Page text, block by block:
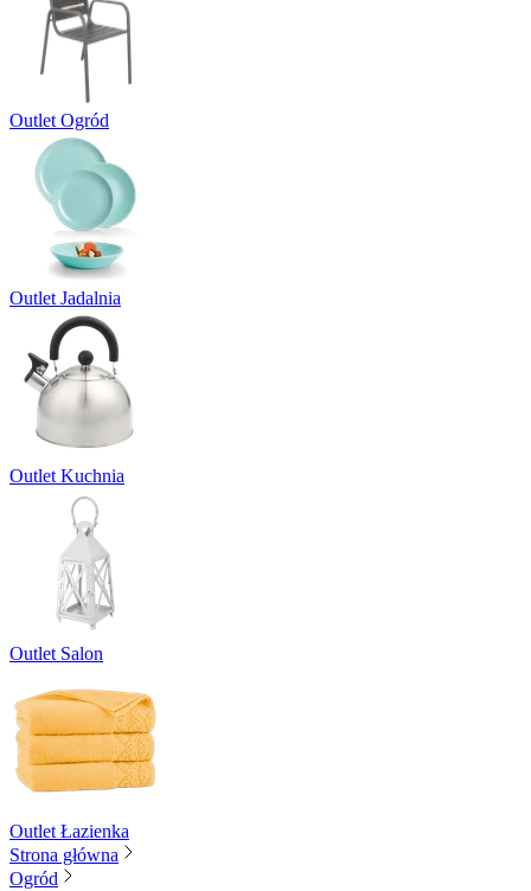
Outlet Ogród
Outlet Jadalnia
Outlet Kuchnia
Outlet Salon
Outlet Łazienka
Strona główna
Ogród